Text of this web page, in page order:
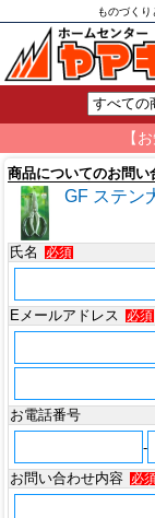
ものづく
【
商品についてのお問い
GF ステン
氏名 必須
Eメールアドレス 必須
お電話番号
-
お問い合わせ内容
必